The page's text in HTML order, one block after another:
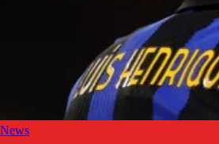
News